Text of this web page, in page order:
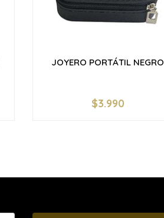
JOYERO PORTÁTIL NEGRO
+
$3.990